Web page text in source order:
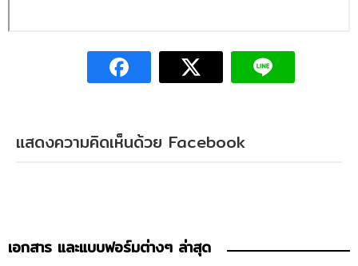
แสดงความคิดเห็นด้วย Facebook
เอกสาร และแบบฟอร์มต่างๆ ล่าสุด